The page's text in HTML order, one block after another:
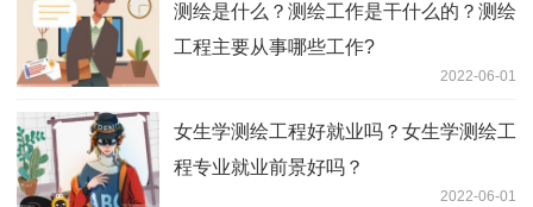
测绘是什么？测绘工作是干什么的？测绘
工程主要从事哪些工作?
2022-06-01
女生学测绘工程好就业吗？女生学测绘工
程专业就业前景好吗？
2022-06-01